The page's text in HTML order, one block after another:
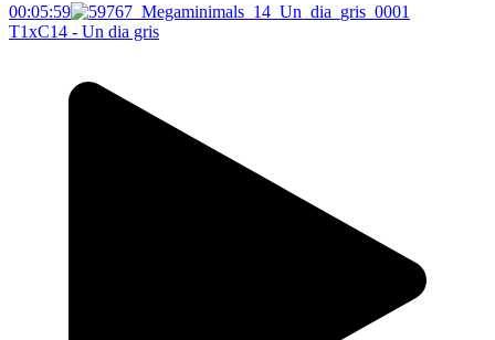
00:05:59
T1xC14 - Un dia gris